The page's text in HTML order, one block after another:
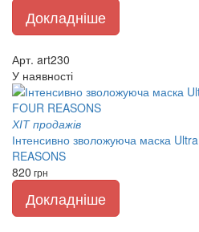
Докладніше
Арт. art230
У наявності
ХІТ продажів
Інтенсивно зволожуюча маска
REASONS
820 грн
Докладніше